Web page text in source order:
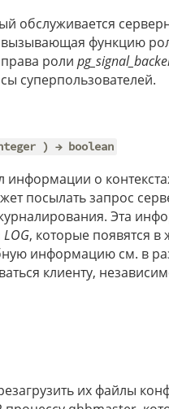
обслуживается
функцию
роли
суперпользователей.
) → boolean
о
посылать запрос
Эта
LOG, которые появятся в
информацию см. в
клиенту,
их файлы